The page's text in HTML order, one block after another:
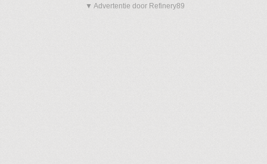
▼ Advertentie door Refinery89